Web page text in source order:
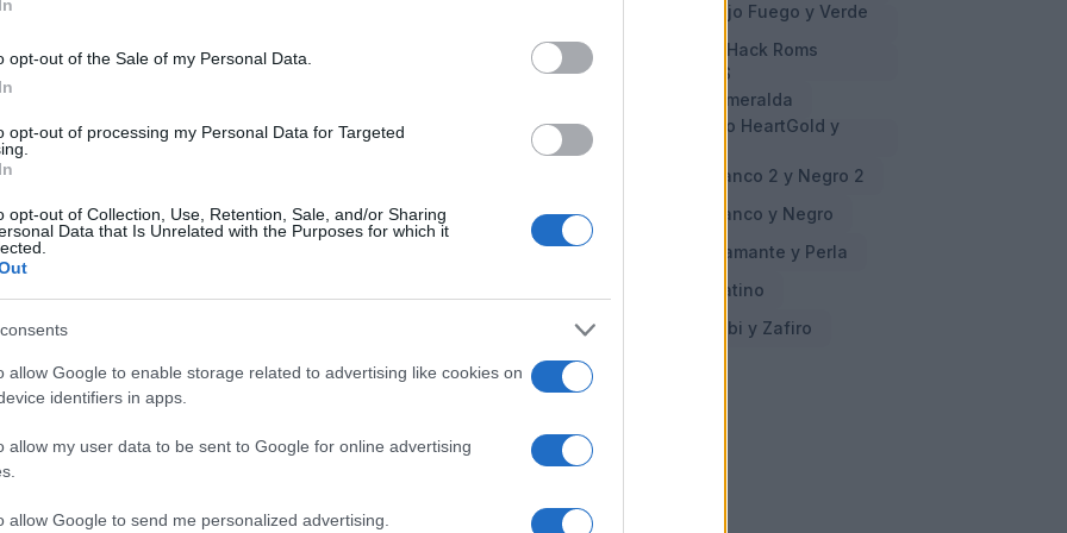
opt-out of the Sale of my Personal Data.
opt-out of processing my Personal Data for Targeted
opt-out of Collection, Use, Retention, Sale, and/or Sharing
Data that Is Unrelated with the Purposes for which it
allow Google to enable storage related to advertising like cookies on
identifiers in apps.
allow my user data to be sent to Google for online advertising
allow Google to send me personalized advertising.
En este emulador, hay que ir al Menú
varios botones pero los importantes son los
que elegir el correcto para el cheat que se vaya a
en
debería funcionar sin problema.
Agua Infinitas:
Fuego Infinitas:82025840 005F
Hoja Infinitas:
Trueno Infinitas:
Solar Infinitas:82025840 005D
Lunar Infinitas:82025840 005E
en
para PC, hay que entrar directamente a un
PC. Se pulsa A para interactuar y se elige la
Cheats Pokemon Rojo Fuego y Verde
Cheats y Trucos en Hack Roms
Pokemon GBA y NDS
Cheats Pokemon Esmeralda
Cheats Pokemon Oro HeartGold y
Plata SoulSilver
Cheats Pokemon Blanco 2 y Negro 2
Cheats Pokemon Blanco y Negro
Cheats Pokemon Diamante y Perla
Cheats Pokemon Platino
Cheats Pokemon Rubi y Zafiro